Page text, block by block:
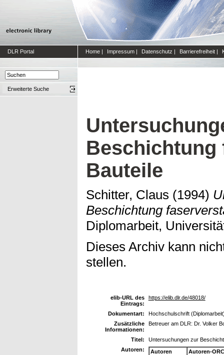
DLR Portal Home | Impressum | Datenschutz | Barrierefreiheit |
Erweiterte Suche
Beschichtung
Bauteile
Schitter, Claus (1994)
Beschichtung
Diplomarbeit,
Dieses Archiv kann
stellen.
elib-URL des
Eintrags:
https://elib.dlr.de/48018/
Dokumentart:
Hochschulschrift
Zusätzliche
Informationen:
Betreuer am DLR: Dr. Volker
Titel:
Untersuchungen zur
Autoren:
Autoren
Autoren-